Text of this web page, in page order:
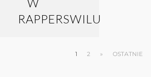
1 2 » OSTATNIE